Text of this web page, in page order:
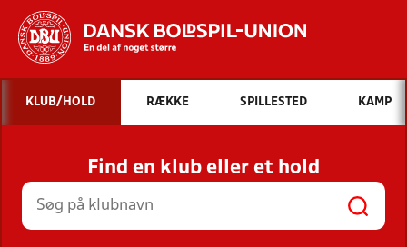
Hvad vil du søge efter?
INDHOLD OG NYHEDER
STILLINGER, RESULTATER, KLUBBER OG
HOLD
KLUB/HOLD RÆKKE SPILLESTED KAMP
Find en klub eller et hold